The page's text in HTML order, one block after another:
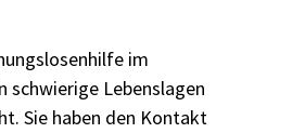
im
schwierige Lebenslagen
Sie haben den Kontakt